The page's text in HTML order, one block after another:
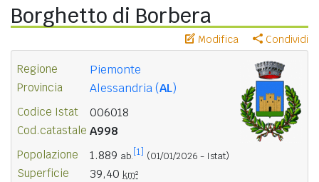
Borghetto di Borbera
Modifica Condividi
Regione Piemonte
Provincia Alessandria (AL)
Codice Istat 006018
Cod.catastale A998
Popolazione 1.889 ab. [1] (01/01/2026 - Istat)
Superficie 39,40 km²